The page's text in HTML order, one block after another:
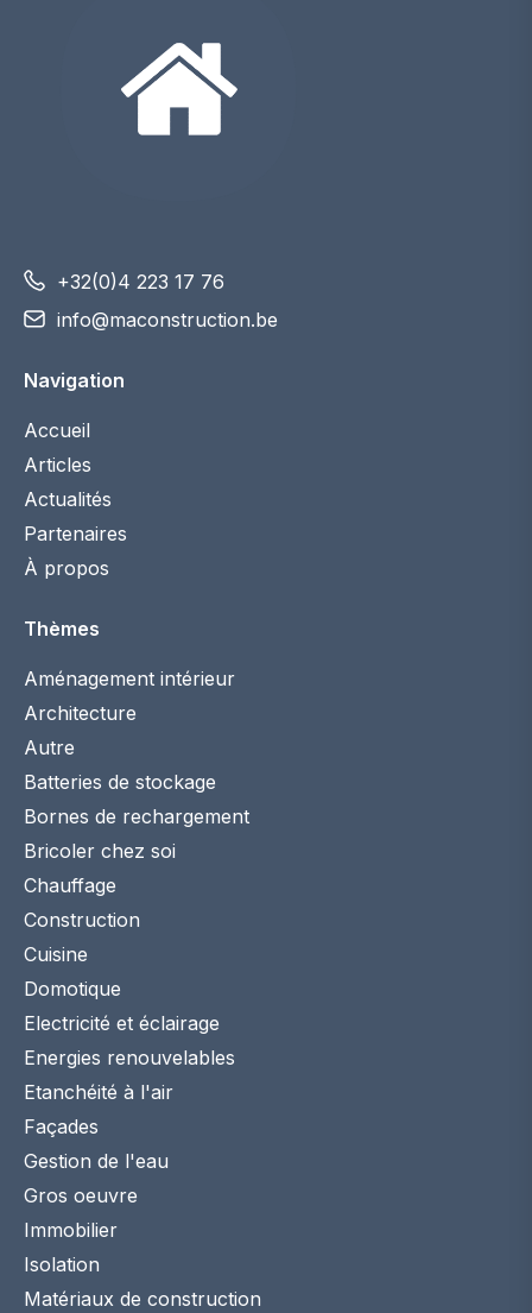
+32(0)4 223 17 76
info@maconstruction.be
Navigation
Accueil
Articles
Actualités
Partenaires
À propos
Thèmes
Aménagement intérieur
Architecture
Autre
Batteries de stockage
Bornes de rechargement
Bricoler chez soi
Chauffage
Construction
Cuisine
Domotique
Electricité et éclairage
Energies renouvelables
Etanchéité à l'air
Façades
Gestion de l'eau
Gros oeuvre
Immobilier
Isolation
Matériaux de construction